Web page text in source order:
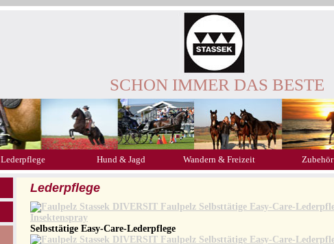
SCHON IMMER DAS BESTE
Lederpflege Hund & Jagd Wandern & Freizeit Zubehör
Lederpflege
Selbsttätige Easy-Care-Lederpflege